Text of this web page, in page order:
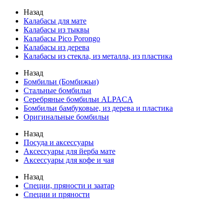
Назад
Калабасы для мате
Калабасы из тыквы
Калабасы Pico Porongo
Калабасы из дерева
Калабасы из стекла, из металла, из пластика
Назад
Бомбильи (Бомбижьи)
Стальные бомбильи
Серебряные бомбильи ALPACA
Бомбильи бамбуковые, из дерева и пластика
Оригинальные бомбильи
Назад
Посуда и аксессуары
Аксессуары для йерба мате
Аксессуары для кофе и чая
Назад
Специи, пряности и заатар
Специи и пряности